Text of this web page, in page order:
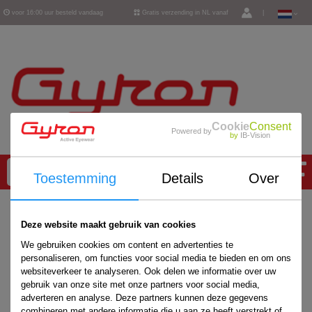
voor 16:00 uur besteld vandaag Gratis verzending in NL vanaf
Powered byCookieConsent
by IB-Vision
Toestemming Details Over
Deze website maakt gebruik van cookies
We gebruiken cookies om content en advertenties te
personaliseren, om functies voor social media te bieden en om ons
websiteverkeer te analyseren. Ook delen we informatie over uw
gebruik van onze site met onze partners voor social media,
adverteren en analyse. Deze partners kunnen deze gegevens